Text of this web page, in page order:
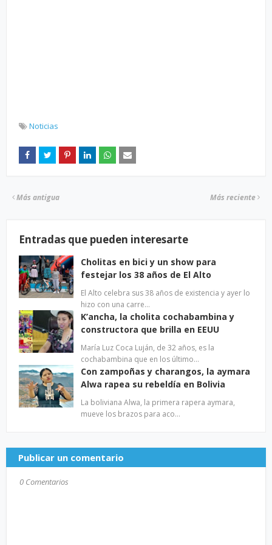
Noticias
Más reciente
Más antigua
Entradas que pueden interesarte
Cholitas en bici y un show para
festejar los 38 años de El Alto
El Alto celebra sus 38 años de existencia y ayer lo
hizo con una carre…
K’ancha, la cholita cochabambina y
constructora que brilla en EEUU
María Luz Coca Luján, de 32 años, es la
cochabambina que en los último…
Con zampoñas y charangos, la aymara
Alwa rapea su rebeldía en Bolivia
La boliviana Alwa, la primera rapera aymara,
mueve los brazos para aco…
Publicar un comentario
0 Comentarios